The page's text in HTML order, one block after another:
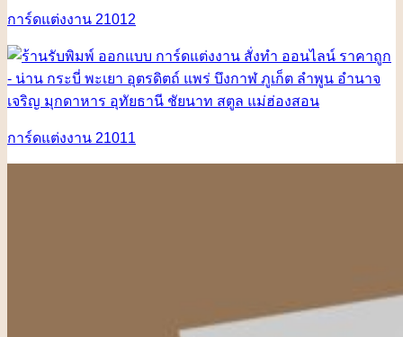
การ์ดแต่งงาน 21012
การ์ดแต่งงาน 21011